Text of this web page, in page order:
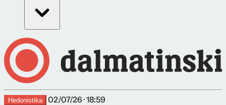
Hedonistika 02/07/26 · 18:59